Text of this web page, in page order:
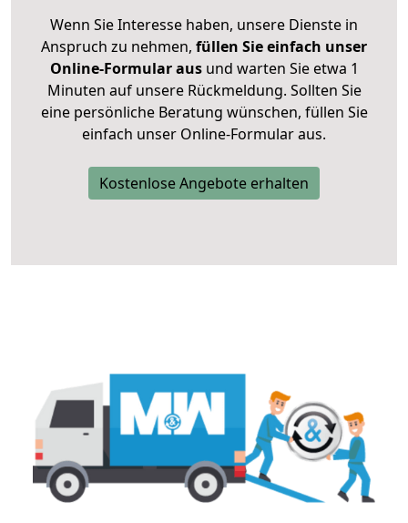
Wenn Sie Interesse haben, unsere Dienste in
Anspruch zu nehmen, füllen Sie einfach unser
Online-Formular ausund warten Sie etwa 1
Minuten auf unsere Rückmeldung. Sollten Sie
eine persönliche Beratung wünschen, füllen Sie
einfach unser Online-Formular aus.
Kostenlose Angebote erhalten